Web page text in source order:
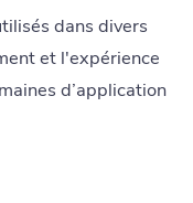
dans divers
et l'expérience
d’application